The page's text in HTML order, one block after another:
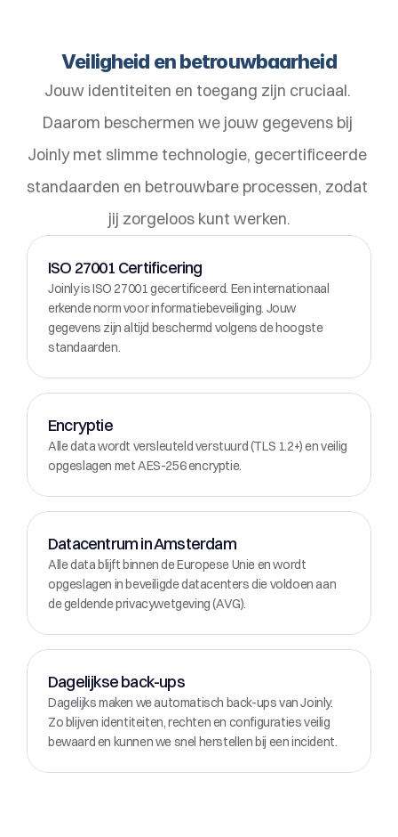
Veiligheid en betrouwbaarheid
Jouw identiteiten en toegang zijn cruciaal.
Daarom beschermen we jouw gegevens bij
Joinly met slimme technologie, gecertificeerde
standaarden en betrouwbare processen, zodat
jij zorgeloos kunt werken.
ISO 27001 Certificering
Joinly is ISO 27001 gecertificeerd. Een internationaal
erkende norm voor informatiebeveiliging. Jouw
gegevens zijn altijd beschermd volgens de hoogste
standaarden.
Encryptie
Alle data wordt versleuteld verstuurd (TLS 1.2+) en veilig
opgeslagen met AES-256 encryptie.
Datacentrum in Amsterdam
Alle data blijft binnen de Europese Unie en wordt
opgeslagen in beveiligde datacenters die voldoen aan
de geldende privacywetgeving (AVG).
Dagelijkse back-ups
Dagelijks maken we automatisch back-ups van Joinly.
Zo blijven identiteiten, rechten en configuraties veilig
bewaard en kunnen we snel herstellen bij een incident.